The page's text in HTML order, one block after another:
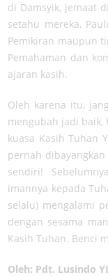
di Damsyik, jemaat
setahu mereka,
Pemikiran maupun
Pemahaman dan
ajaran kasih.
Oleh karena itu,
mengubah jadi baik,
kuasa Kasih Tuhan
pernah
sendiri!
imannya kepada
selalu) mengalami
dengan sesama
Kasih Tuhan. Benci
Oleh: Pdt. Lusindo